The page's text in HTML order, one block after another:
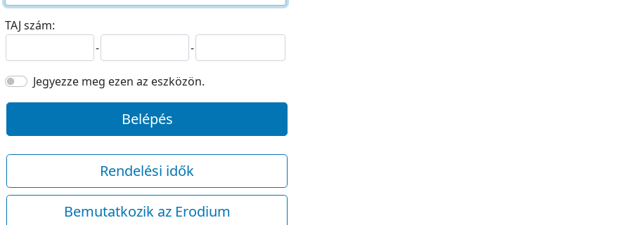
TAJ szám:
-
-
Jegyezze meg ezen az eszközön.
Belépés
Rendelési idők
Bemutatkozik az Erodium